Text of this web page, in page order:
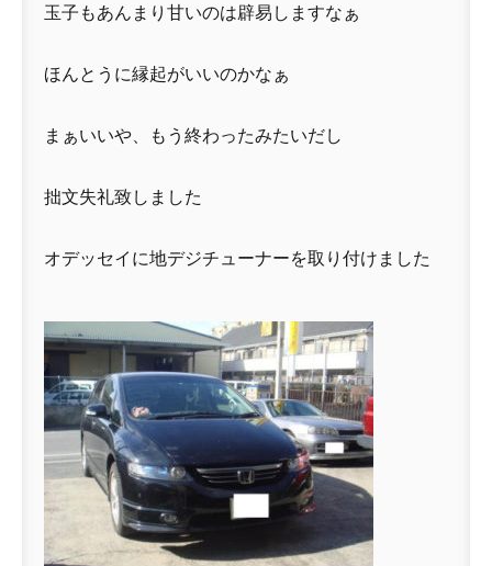
玉子もあんまり甘いのは辟易しますなぁ
ほんとうに縁起がいいのかなぁ
まぁいいや、もう終わったみたいだし
拙文失礼致しました
オデッセイに地デジチューナーを取り付けました